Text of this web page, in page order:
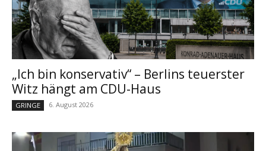
„Ich bin konservativ“ – Berlins teuerster
Witz hängt am CDU-Haus
GRINGE 6. August 2026